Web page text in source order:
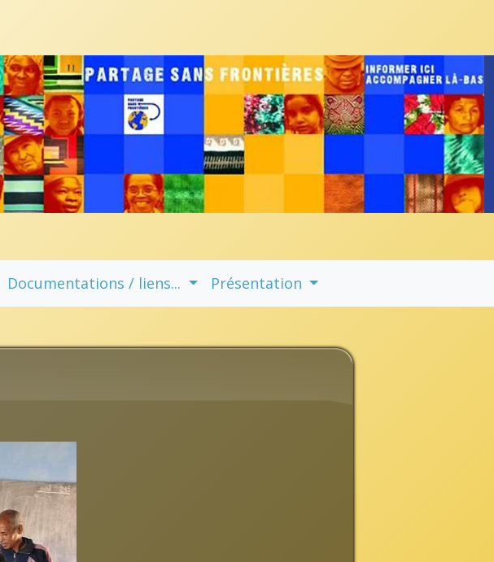
Documentations / liens... Présentation